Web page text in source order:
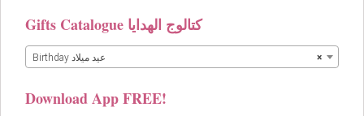
Gifts Catalogue كتالوج الهدايا
× Birthday عيد ميلاد
Download App FREE!